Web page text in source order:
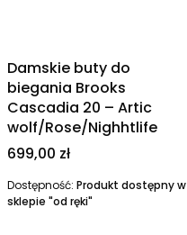
Damskie buty do
biegania Brooks
Cascadia 20 – Artic
wolf/Rose/Nighhtlife
Cena
699,00 zł
Dostępność: Produkt dostępny w
sklepie "od ręki"